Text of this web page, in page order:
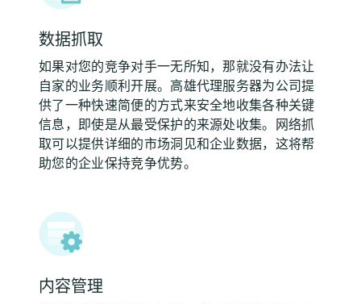
数据抓取
如果对您的竞争对手一无所知，那就没有办法让
自家的业务顺利开展。高雄代理服务器为公司提
供了一种快速简便的方式来安全地收集各种关键
信息，即使是从最受保护的来源处收集。网络抓
取可以提供详细的市场洞见和企业数据，这将帮
助您的企业保持竞争优势。
内容管理